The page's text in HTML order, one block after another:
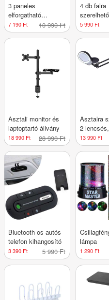
3 paneles
elforgatható
napelemes lámpa
7 190 Ft 10 990 Ft
4 db falra
5 990 Ft
Asztali monitor és
laptoptartó állvány
18 990 Ft 28 990 Ft
Asztalra
2
nagyító
13 990 Ft
Bluetooth-os autós
telefon kihangosító
3 390 Ft 5 990 Ft
lámpa
1 290 Ft